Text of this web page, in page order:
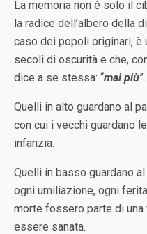
La memoria non è solo il
la radice dell’albero della
caso dei popoli originari, è
secoli di oscurità e che,
dice a se stessa: “mai più”.
Quelli in alto guardano al
con cui i vecchi guardano
infanzia.
Quelli in basso guardano
ogni umiliazione, ogni
morte fossero parte di
essere sanata.